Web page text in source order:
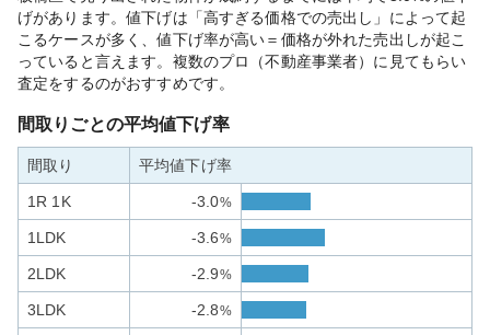
げがあります。値下げは「高すぎる価格での売出し」によって起
こるケースが多く、値下げ率が高い＝価格が外れた売出しが起こ
っていると言えます。複数のプロ（不動産事業者）に見てもらい
査定をするのがおすすめです。
間取りごとの平均値下げ率
間取り 平均値下げ率
1R 1K -3.0%
1LDK -3.6%
2LDK -2.9%
3LDK -2.8%